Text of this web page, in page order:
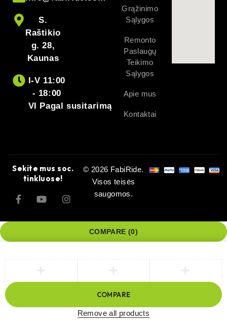
S.
Raštikio
g. 28,
Kaunas
I-V 11:00
- 18:00
VI Pagal susitarimą
Grąžinimo
Sąlygos
Remonto
Paslaugų
Teikimo
Sąlygos
Apie mus
Kontaktai
Sekite mus soc.
tinkluose!
© 2026 FabiRide.
Visos teisės
saugomos.
COMPARE (0)
COMPARE
Remove all products